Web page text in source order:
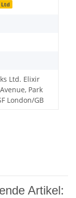
Ltd. Elixir
Park
London/GB
Artikel: